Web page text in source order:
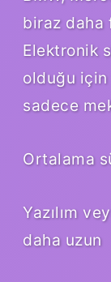
biraz daha
Elektronik
olduğu
sadece
Ortalama
Yazılım
daha uzun